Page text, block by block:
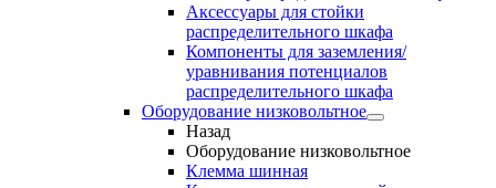
Аксессуары для стойки
распределительного шкафа
Компоненты для заземления/
уравнивания потенциалов
распределительного шкафа
Оборудование низковольтное
Назад
Оборудование низковольтное
Клемма шинная